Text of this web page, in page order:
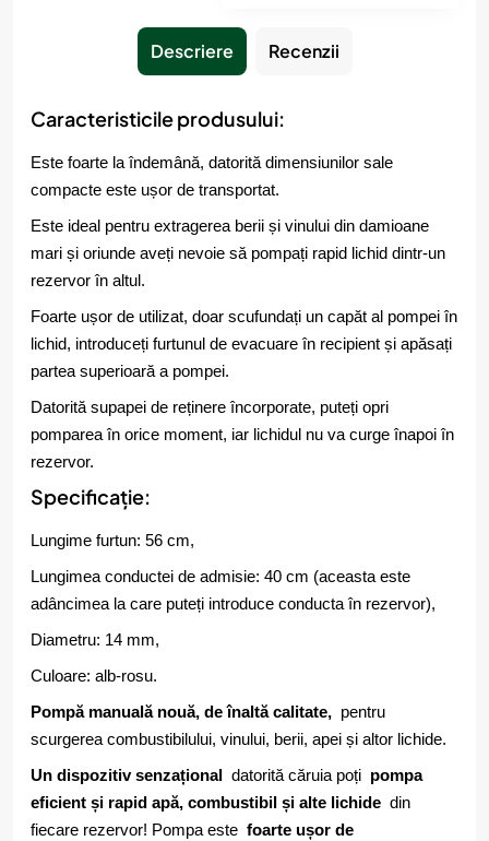
Descriere Recenzii
Caracteristicile produsului:
Este foarte la îndemână, datorită dimensiunilor sale
compacte este ușor de transportat.
Este ideal pentru extragerea berii și vinului din damioane
mari și oriunde aveți nevoie să pompați rapid lichid dintr-un
rezervor în altul.
Foarte ușor de utilizat, doar scufundați un capăt al pompei în
lichid, introduceți furtunul de evacuare în recipient și apăsați
partea superioară a pompei.
Datorită supapei de reținere încorporate, puteți opri
pomparea în orice moment, iar lichidul nu va curge înapoi în
rezervor.
Specificație:
Lungime furtun: 56 cm,
Lungimea conductei de admisie: 40 cm (aceasta este
adâncimea la care puteți introduce conducta în rezervor),
Diametru: 14 mm,
Culoare: alb-rosu.
Pompă manuală nouă, de înaltă calitate, pentru
scurgerea combustibilului, vinului, berii, apei și altor lichide.
Un dispozitiv senzațional datorită căruia poți pompa
eficient și rapid apă, combustibil și alte lichide din
fiecare rezervor! Pompa este foarte ușor de